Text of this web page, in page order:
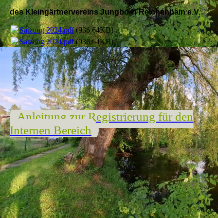
des Kleingärtnervereins Jungborn Reichenhain e.V.
Satzung 2024.pdf(936.64KB)
Satzung 2024.pdf(936.64KB)
Anleitung zur Registrierung für den
Internen Bereich